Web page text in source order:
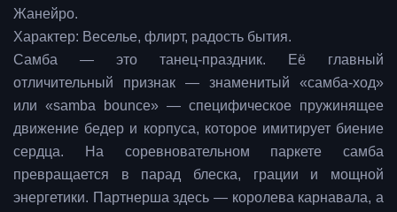
Жанейро.
Характер: Веселье, флирт, радость бытия.
Самба — это танец-праздник. Её главный
отличительный признак — знаменитый «самба-ход»
или «samba bounce» — специфическое пружинящее
движение бедер и корпуса, которое имитирует биение
сердца. На соревновательном паркете самба
превращается в парад блеска, грации и мощной
энергетики. Партнерша здесь — королева карнавала, а